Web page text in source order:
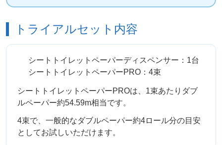
トライアルセット内容
シートトイレットペーパーディスペンサー：1台
シートトイレットペーパーPRO：4束
シートトイレットペーパーPROは、1束あたりダブ
ルペーパー約54.59m相当です。
4束で、一般的なダブルペーパー約4ロール分の目安
としてお試しいただけます。